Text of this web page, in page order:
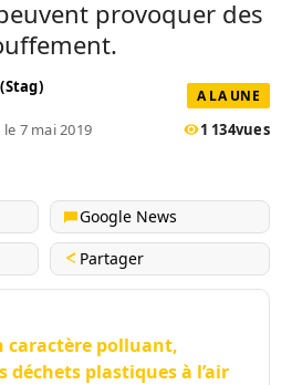
provoquer des
A LA UNE
le 7 mai 2019 1 134vues
Google News
Partager
caractère polluant,
déchets plastiques à l’air